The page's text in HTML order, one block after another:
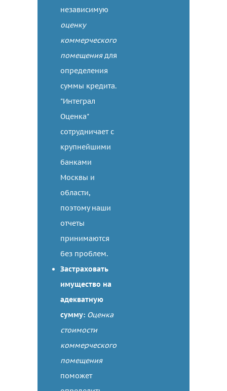
независимую
оценку
коммерческого
помещениядля
определения
суммы кредита.
"Интеграл
Оценка"
сотрудничает с
крупнейшими
банками
Москвы и
области,
поэтому наши
отчеты
принимаются
без проблем.
Застраховать
имущество на
адекватную
сумму: Оценка
стоимости
коммерческого
помещения
поможет